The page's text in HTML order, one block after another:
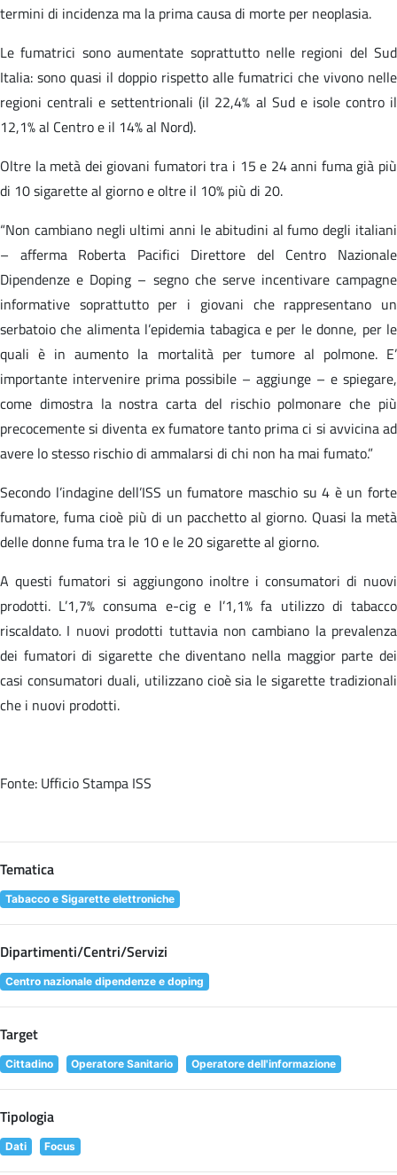
termini di incidenza ma la prima causa di morte per neoplasia.
Le fumatrici sono aumentate soprattutto nelle regioni del Sud
Italia: sono quasi il doppio rispetto alle fumatrici che vivono nelle
regioni centrali e settentrionali (il 22,4% al Sud e isole contro il
12,1% al Centro e il 14% al Nord).
Oltre la metà dei giovani fumatori tra i 15 e 24 anni fuma già più
di 10 sigarette al giorno e oltre il 10% più di 20.
“Non cambiano negli ultimi anni le abitudini al fumo degli italiani
– afferma Roberta Pacifici Direttore del Centro Nazionale
Dipendenze e Doping – segno che serve incentivare campagne
informative soprattutto per i giovani che rappresentano un
serbatoio che alimenta l’epidemia tabagica e per le donne, per le
quali è in aumento la mortalità per tumore al polmone. E’
importante intervenire prima possibile – aggiunge – e spiegare,
come dimostra la nostra carta del rischio polmonare che più
precocemente si diventa ex fumatore tanto prima ci si avvicina ad
avere lo stesso rischio di ammalarsi di chi non ha mai fumato.”
Secondo l’indagine dell’ISS un fumatore maschio su 4 è un forte
fumatore, fuma cioè più di un pacchetto al giorno. Quasi la metà
delle donne fuma tra le 10 e le 20 sigarette al giorno.
A questi fumatori si aggiungono inoltre i consumatori di nuovi
prodotti. L’1,7% consuma e-cig e l’1,1% fa utilizzo di tabacco
riscaldato. I nuovi prodotti tuttavia non cambiano la prevalenza
dei fumatori di sigarette che diventano nella maggior parte dei
casi consumatori duali, utilizzano cioè sia le sigarette tradizionali
che i nuovi prodotti.
Fonte: Ufficio Stampa ISS
Tematica
Tabacco e Sigarette elettroniche
Dipartimenti/Centri/Servizi
Centro nazionale dipendenze e doping
Target
Cittadino Operatore Sanitario Operatore dell'informazione
Tipologia
Dati Focus